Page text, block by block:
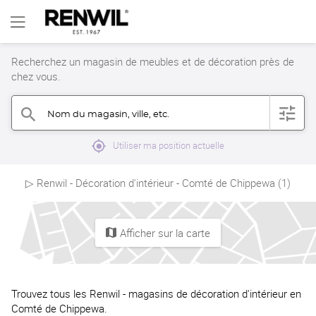
Recherchez un magasin de meubles et de décoration près de
chez vous.
search Nom du magasin, ville, etc. filter
mylocation Utiliser ma position actuelle
▷ Renwil - Décoration d'intérieur - Comté de Chippewa (1)
map Afficher sur la carte
Trouvez tous les Renwil - magasins de décoration d'intérieur en
Comté de Chippewa.